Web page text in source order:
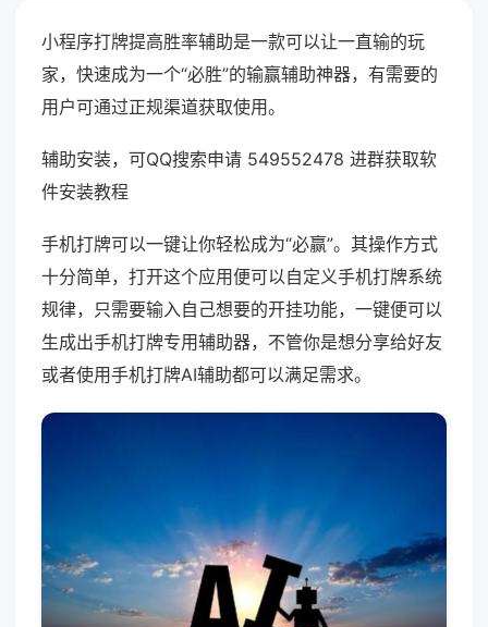
小程序打牌提高胜率辅助是一款可以让一直输的玩
家，快速成为一个“必胜”的输赢辅助神器，有需要的
用户可通过正规渠道获取使用。
辅助安装，可QQ搜索申请 549552478 进群获取软
件安装教程
手机打牌可以一键让你轻松成为“必赢”。其操作方式
十分简单，打开这个应用便可以自定义手机打牌系统
规律，只需要输入自己想要的开挂功能，一键便可以
生成出手机打牌专用辅助器，不管你是想分享给好友
或者使用手机打牌AI辅助都可以满足需求。